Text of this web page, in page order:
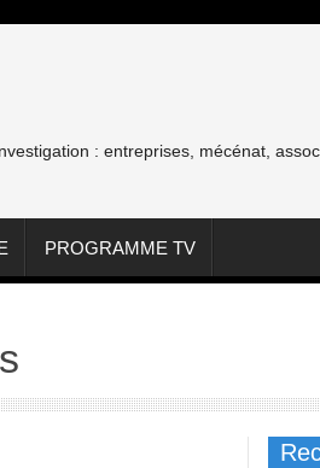
: entreprises, mécénat,
PROGRAMME TV